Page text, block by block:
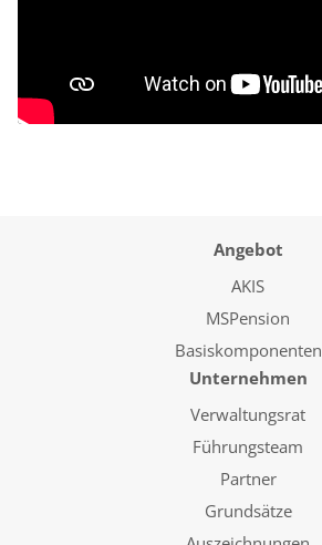
Angebot
AKIS
MSPension
Basiskomponenten
Unternehmen
Verwaltungsrat
Führungsteam
Partner
Grundsätze